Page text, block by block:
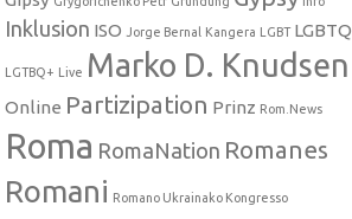
Inklusion ISO Jorge Bernal Kangera LGBT LGBTQ
LGTBQ+ Live Marko D. Knudsen
Online Partizipation Prinz Rom.News
Roma RomaNation Romanes
Romani Romano Ukrainako Kongresso